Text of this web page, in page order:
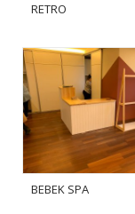
RETRO
BEBEK SPA